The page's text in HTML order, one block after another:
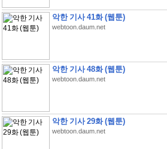
악한 기사 41화 (웹툰)
webtoon.daum.net
악한 기사 48화 (웹툰)
webtoon.daum.net
악한 기사 29화 (웹툰)
webtoon.daum.net